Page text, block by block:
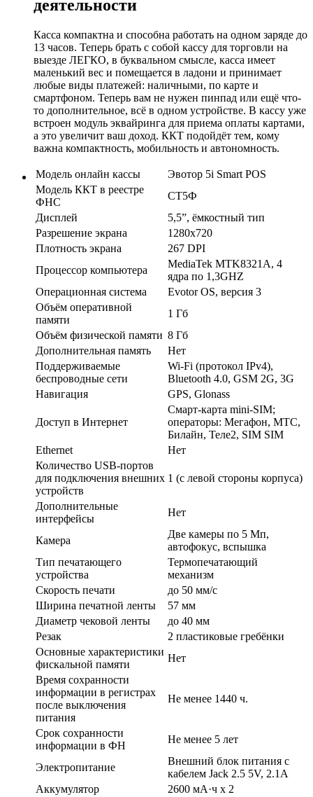
деятельности
Касса компактна и способна работать на одном заряде до
13 часов. Теперь брать с собой кассу для торговли на
выезде ЛЕГКО, в буквальном смысле, касса имеет
маленький вес и помещается в ладони и принимает
любые виды платежей: наличными, по карте и
смартфоном. Теперь вам не нужен пинпад или ещё что-
то дополнительное, всё в одном устройстве. В кассу уже
встроен модуль эквайринга для приема оплаты картами,
а это увеличит ваш доход. ККТ подойдёт тем, кому
важна компактность, мобильность и автономность.
Модель онлайн кассы
Эвотор 5i Smart POS
Модель ККТ в реестре
ФНС
СТ5Ф
Дисплей
5,5”, ёмкостный тип
Разрешение экрана
1280х720
Плотность экрана
267 DPI
Процессор компьютера
MediaTek MTK8321A, 4
ядра по 1,3GHZ
Операционная система
Evotor OS, версия 3
Объём оперативной
памяти
1 Гб
Объём физической памяти 8 Гб
Дополнительная память
Нет
Поддерживаемые
беспроводные сети
Wi-Fi (протокол IPv4),
Bluetooth 4.0, GSM 2G, 3G
Навигация
GPS, Glonass
Доступ в Интернет
Смарт-карта mini-SIM;
операторы: Мегафон, МТС,
Билайн, Теле2, SIM SIM
Ethernet
Нет
Количество USB-портов
для подключения внешних
устройств
1 (с левой стороны корпуса)
Дополнительные
интерфейсы
Нет
Камера
Две камеры по 5 Mп,
автофокус, вспышка
Тип печатающего
устройства
Термопечатающий
механизм
Скорость печати
до 50 мм/с
Ширина печатной ленты
57 мм
Диаметр чековой ленты
до 40 мм
Резак
2 пластиковые гребёнки
Основные характеристики
фискальной памяти
Нет
Время сохранности
информации в регистрах
после выключения
питания
Не менее 1440 ч.
Срок сохранности
информации в ФН
Не менее 5 лет
Электропитание
Внешний блок питания с
кабелем Jack 2.5 5V, 2.1A
Аккумулятор
2600 мА·ч х 2